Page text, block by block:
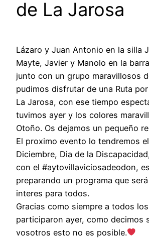
de La Jarosa
Lázaro y Juan Antonio en la silla
Mayte, Javier y Manolo en la
junto con un grupo maravillosos
pudimos disfrutar de una Ruta
La Jarosa, con ese tiempo
tuvimos ayer y los colores
Otoño. Os dejamos un pequeño
El proximo evento lo tendremos
Diciembre, Dia de la
con el #aytovillaviciosadeodon,
preparando un programa que
interes para todos.
Gracias como siempre a todos
participaron ayer, como decimos
vosotros esto no es posible.